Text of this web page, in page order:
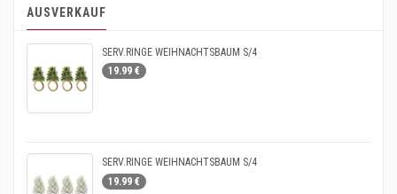
AUSVERKAUF
SERV.RINGE WEIHNACHTSBAUM S/4
19.99 €
SERV.RINGE WEIHNACHTSBAUM S/4
19.99 €